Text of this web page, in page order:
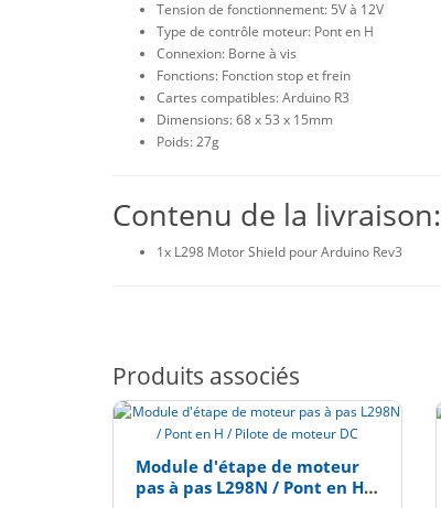
Tension de fonctionnement: 5V à 12V
Type de contrôle moteur: Pont en H
Connexion: Borne à vis
Fonctions: Fonction stop et frein
Cartes compatibles: Arduino R3
Dimensions: 68 x 53 x 15mm
Poids: 27g
Contenu de la livraison:
1x L298 Motor Shield pour Arduino Rev3
Produits associés
Module d'étape de moteur
pas à pas L298N / Pont en H /